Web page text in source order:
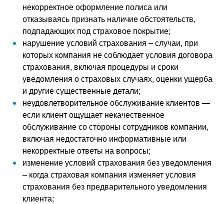
некорректное оформление полиса или
отказываясь признать наличие обстоятельств,
подпадающих под страховое покрытие;
нарушение условий страхования – случаи, при
которых компания не соблюдает условия договора
страхования, включая процедуры и сроки
уведомления о страховых случаях, оценки ущерба
и другие существенные детали;
неудовлетворительное обслуживание клиентов —
если клиент ощущает некачественное
обслуживание со стороны сотрудников компании,
включая недостаточно информативные или
некорректные ответы на вопросы;
изменение условий страхования без уведомления
– когда страховая компания изменяет условия
страхования без предварительного уведомления
клиента;